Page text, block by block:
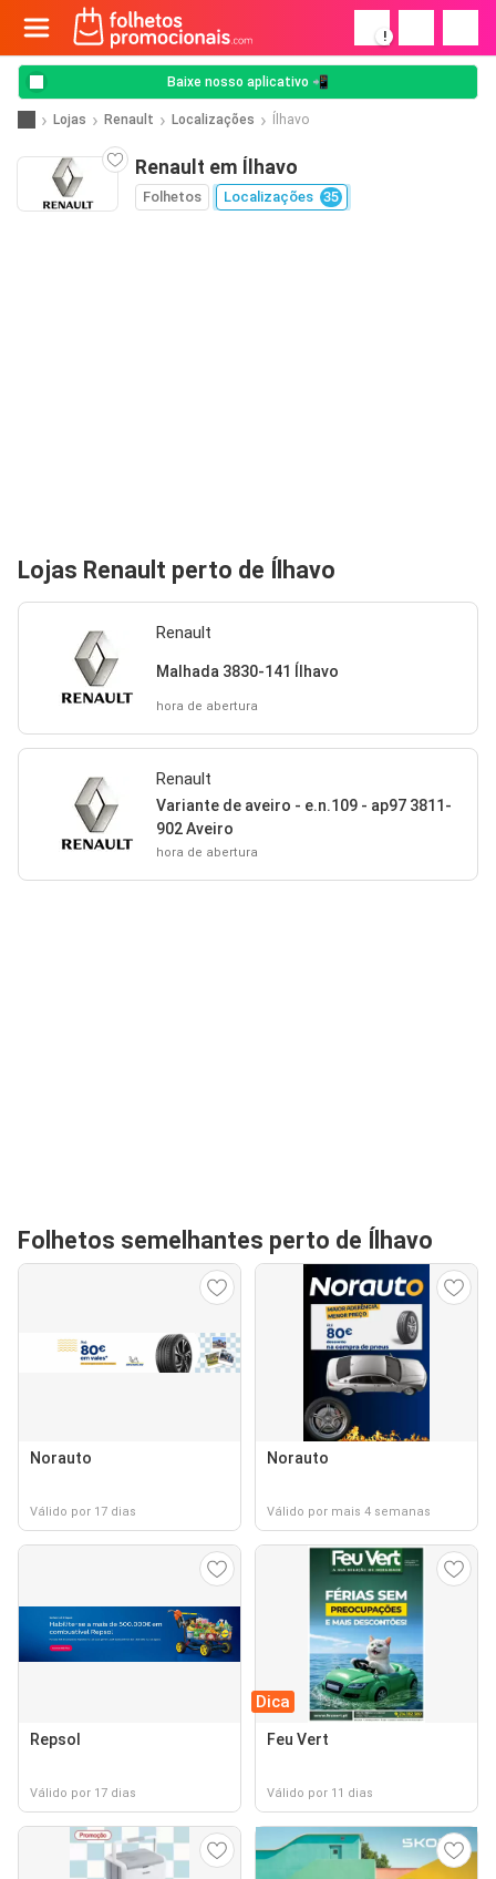
!
Baixe nosso aplicativo 📲
Lojas Renault Localizações Ílhavo
Renault em Ílhavo
Folhetos Localizações 35
Lojas Renault perto de Ílhavo
Renault
Malhada 3830-141 Ílhavo
hora de abertura
Renault
Variante de aveiro - e.n.109 - ap97 3811-
902 Aveiro
hora de abertura
Folhetos semelhantes perto de Ílhavo
Norauto
Válido por 17 dias
Norauto
Válido por mais 4 semanas
Repsol
Válido por 17 dias
Dica
Feu Vert
Válido por 11 dias